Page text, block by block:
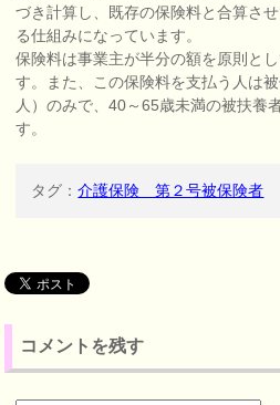
づき計算し、既存の保険料と合算さ
る仕組みになっています。
保険料は事業主が半分の額を原則と
す。また、この保険料を支払う人は
人）のみで、40～65歳未満の被扶養
す。
タグ：介護保険 第２号被保険者
コメントを残す